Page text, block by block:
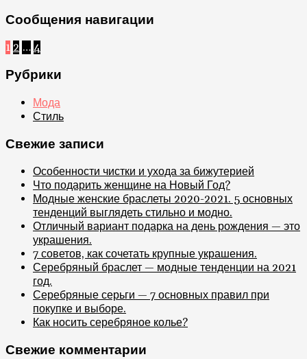
Сообщения навигации
1 2 … 4
Рубрики
Мода
Стиль
Свежие записи
Особенности чистки и ухода за бижутерией
Что подарить женщине на Новый Год?
Модные женские браслеты 2020-2021. 5 основных
тенденций выглядеть стильно и модно.
Отличный вариант подарка на день рождения — это
украшения.
7 советов, как сочетать крупные украшения.
Серебряный браслет — модные тенденции на 2021
год.
Серебряные серьги — 7 основных правил при
покупке и выборе.
Как носить серебряное колье?
Свежие комментарии